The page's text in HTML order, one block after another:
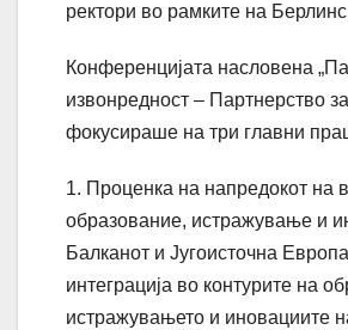
ректори во рамките на
Конференцијата насловена
извонредност – Партнерство
фокусираше на три главни
1. Проценка на напредокот на
образование, истражување и
Балканот и Југоисточна
интеграција во контурите на
истражувањето и иновациите